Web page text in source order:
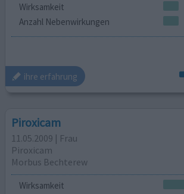
Wirksamkeit
Anzahl Nebenwirkungen
ihre erfahrung
Piroxicam
11.05.2009 | Frau
Piroxicam
Morbus Bechterew
Wirksamkeit